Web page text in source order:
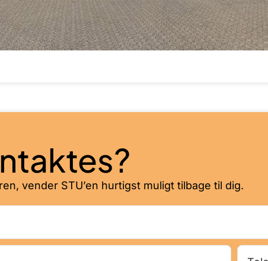
vender STU’en hurtigst muligt tilbage til dig.